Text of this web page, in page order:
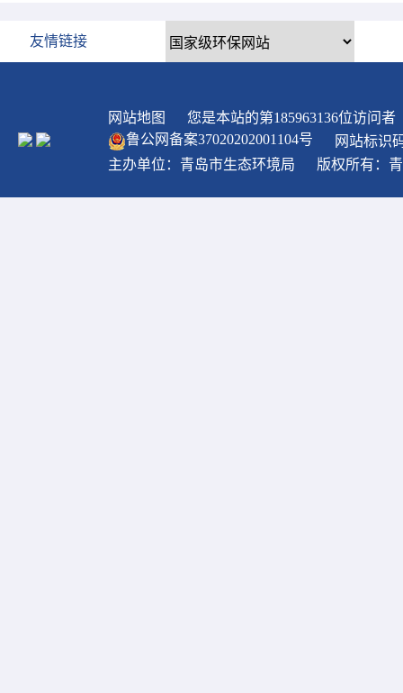
友情链接
网站地图 您是本站的第185963136位访问者
鲁公网备案37020202001104号
网站标识
主办单位：青岛市生态环境局
版权所有：